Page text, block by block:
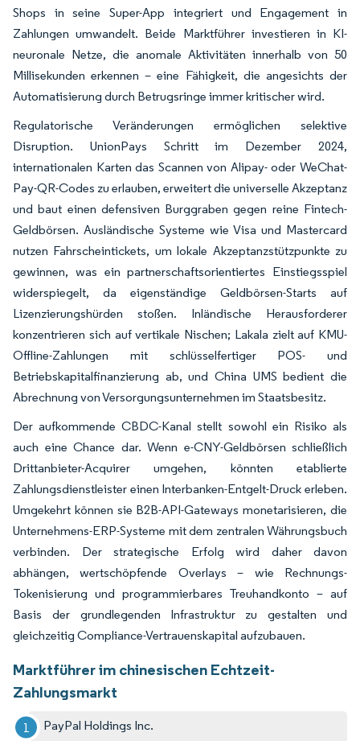
Shops in seine Super-App integriert und Engagement in
Zahlungen umwandelt. Beide Marktführer investieren in KI-
neuronale Netze, die anomale Aktivitäten innerhalb von 50
Millisekunden erkennen – eine Fähigkeit, die angesichts der
Automatisierung durch Betrugsringe immer kritischer wird.
Regulatorische Veränderungen ermöglichen selektive
Disruption. UnionPays Schritt im Dezember 2024,
internationalen Karten das Scannen von Alipay- oder WeChat-
Pay-QR-Codes zu erlauben, erweitert die universelle Akzeptanz
und baut einen defensiven Burggraben gegen reine Fintech-
Geldbörsen. Ausländische Systeme wie Visa und Mastercard
nutzen Fahrscheintickets, um lokale Akzeptanzstützpunkte zu
gewinnen, was ein partnerschaftsorientiertes Einstiegsspiel
widerspiegelt, da eigenständige Geldbörsen-Starts auf
Lizenzierungshürden stoßen. Inländische Herausforderer
konzentrieren sich auf vertikale Nischen; Lakala zielt auf KMU-
Offline-Zahlungen mit schlüsselfertiger POS- und
Betriebskapitalfinanzierung ab, und China UMS bedient die
Abrechnung von Versorgungsunternehmen im Staatsbesitz.
Der aufkommende CBDC-Kanal stellt sowohl ein Risiko als
auch eine Chance dar. Wenn e-CNY-Geldbörsen schließlich
Drittanbieter-Acquirer umgehen, könnten etablierte
Zahlungsdienstleister einen Interbanken-Entgelt-Druck erleben.
Umgekehrt können sie B2B-API-Gateways monetarisieren, die
Unternehmens-ERP-Systeme mit dem zentralen Währungsbuch
verbinden. Der strategische Erfolg wird daher davon
abhängen, wertschöpfende Overlays – wie Rechnungs-
Tokenisierung und programmierbares Treuhandkonto – auf
Basis der grundlegenden Infrastruktur zu gestalten und
gleichzeitig Compliance-Vertrauenskapital aufzubauen.
Marktführer im chinesischen Echtzeit-
Zahlungsmarkt
PayPal Holdings Inc.